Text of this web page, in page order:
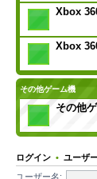
Xbox
Xbox
その他ゲーム機
その他
ログイン • ユーザ
ユーザー名: